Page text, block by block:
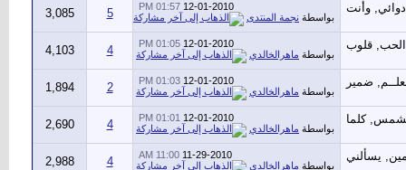
12-01-2010
01:57 PM
بواسطة نجمة المنتدى 5
3,085
12-01-2010
01:05 PM
بواسطة ماهرالخالدي 4
4,103
12-01-2010
01:03 PM
بواسطة ماهرالخالدي 2
1,894
12-01-2010
01:01 PM
بواسطة ماهرالخالدي 4
2,690
11-29-2010
11:00 AM
بواسطة ماهرالخالدي 4
2,988